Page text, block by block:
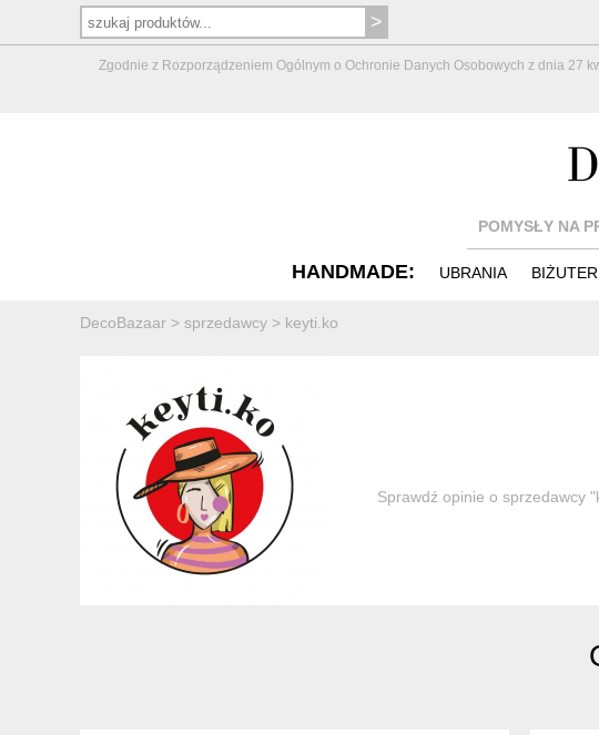
Zgodnie z Rozporządzeniem Ogólnym o Ochronie Danych Osobowych z dnia 27
POMYSŁY NA
HANDMADE: UBRANIA
DecoBazaar > sprzedawcy > keyti.ko
Sprawdź opinie o sprzedawcy